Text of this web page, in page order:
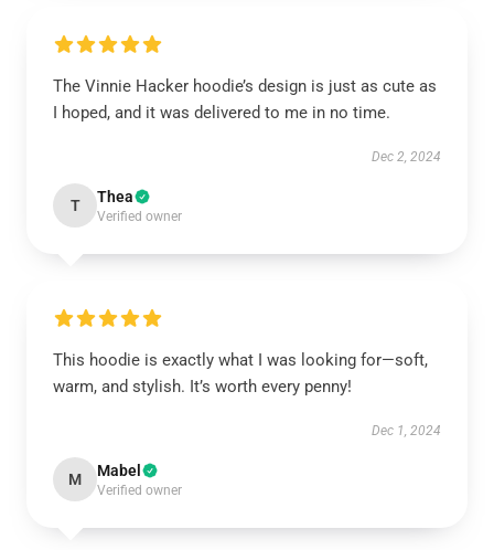
The Vinnie Hacker hoodie’s design is just as cute as
I hoped, and it was delivered to me in no time.
Dec 2, 2024
T Thea
Verified owner
This hoodie is exactly what I was looking for—soft,
warm, and stylish. It’s worth every penny!
Dec 1, 2024
M Mabel
Verified owner